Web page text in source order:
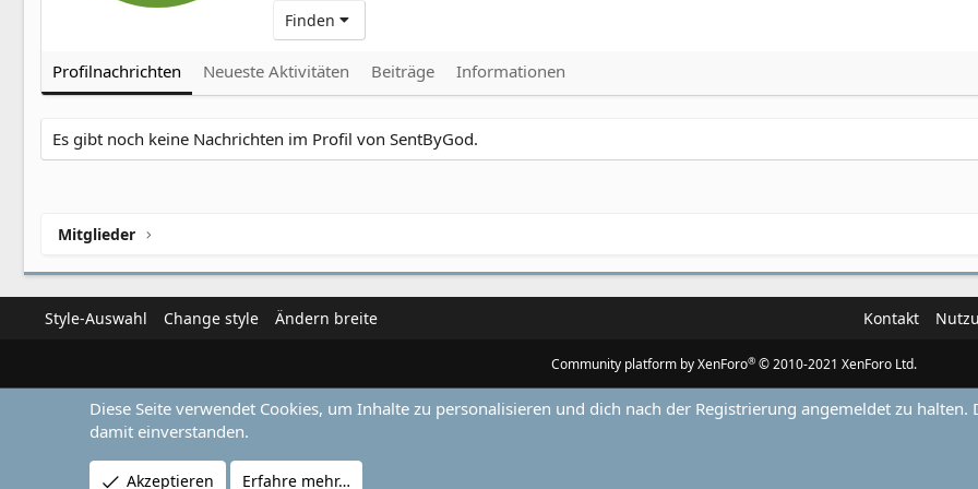
Finden
Profilnachrichten Neueste Aktivitäten Beiträge Informationen
Es gibt noch keine Nachrichten im Profil von SentByGod.
Mitglieder
Style-Auswahl Change style Ändern breite Kontakt
Community platform by XenForo® © 2010-2021 XenForo Ltd.
Diese Seite verwendet Cookies, um Inhalte zu personalisieren und dich nach der Registrierung angemeldet zu
damit einverstanden.
Akzeptieren Erfahre mehr…